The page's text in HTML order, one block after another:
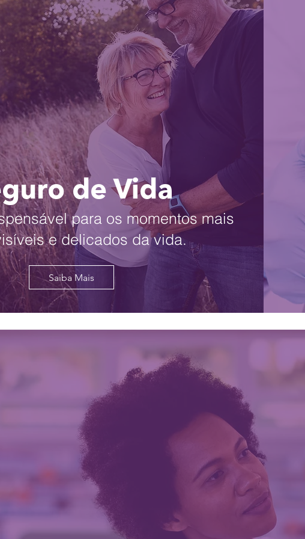
de Vida
para os momentos mais
e delicados da vida.
Saiba Mais